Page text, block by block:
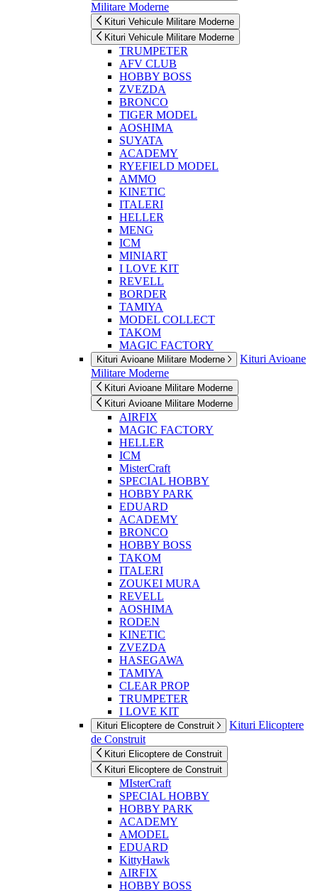
Militare Moderne
Kituri Vehicule Militare Moderne
Kituri Vehicule Militare Moderne
TRUMPETER
AFV CLUB
HOBBY BOSS
ZVEZDA
BRONCO
TIGER MODEL
AOSHIMA
SUYATA
ACADEMY
RYEFIELD MODEL
AMMO
KINETIC
ITALERI
HELLER
MENG
ICM
MINIART
I LOVE KIT
REVELL
BORDER
TAMIYA
MODEL COLLECT
TAKOM
MAGIC FACTORY
Kituri Avioane Militare Moderne
Kituri Avioane
Militare Moderne
Kituri Avioane Militare Moderne
Kituri Avioane Militare Moderne
AIRFIX
MAGIC FACTORY
HELLER
ICM
MisterCraft
SPECIAL HOBBY
HOBBY PARK
EDUARD
ACADEMY
BRONCO
HOBBY BOSS
TAKOM
ITALERI
ZOUKEI MURA
REVELL
AOSHIMA
RODEN
KINETIC
ZVEZDA
HASEGAWA
TAMIYA
CLEAR PROP
TRUMPETER
I LOVE KIT
Kituri Elicoptere de Construit
Kituri Elicoptere
de Construit
Kituri Elicoptere de Construit
Kituri Elicoptere de Construit
MIsterCraft
SPECIAL HOBBY
HOBBY PARK
ACADEMY
AMODEL
EDUARD
KittyHawk
AIRFIX
HOBBY BOSS